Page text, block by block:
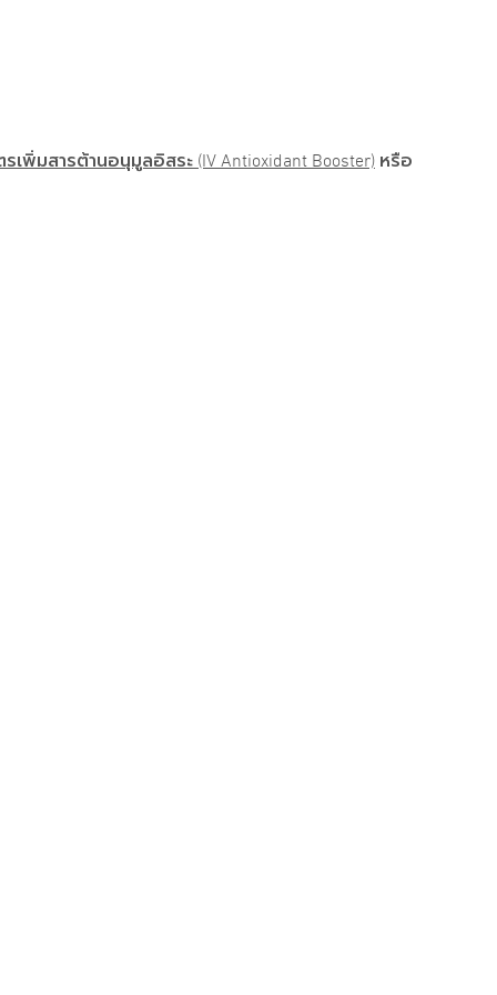
เพิ่มสารต้านอนุมูลอิสระ (IV Antioxidant Booster) หรือ